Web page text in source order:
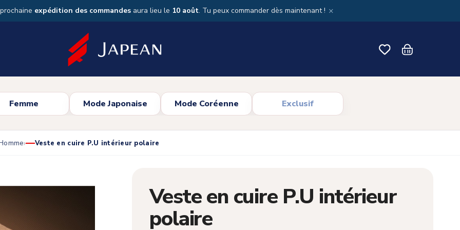
expédition des commandes aura lieu le 10 août. Tu peux commander dès maintenant ! ×
Femme Mode Japonaise Mode Coréenne Exclusif
Veste en cuire P.U intérieur polaire
Veste en cuire P.U intérieur
polaire